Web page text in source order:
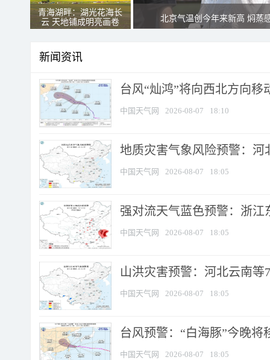
青海湖畔：湖光花海长
云 天地铺成明亮画卷
北京气温创今年来新高 焖蒸
新闻资讯
台风“灿鸿”将向西北方向移
中国天气网 2026-08-07 18:10
地质灾害气象风险预警：河
中国天气网 2026-08-07 18:05
强对流天气蓝色预警：浙江
中国天气网 2026-08-07 18:05
山洪灾害预警：河北云南
中国天气网 2026-08-07 18:05
台风预警：“白海豚”今晚将
中国天气网 2026-08-07 18:05